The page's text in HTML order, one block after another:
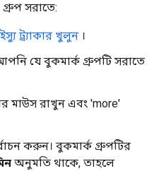
সরাতে:
ইস্যু ট্র্যাকার খুলুন ।
যে বুকমার্ক গ্রুপটি সরাতে
মাউস রাখুন এবং 'more'
করুন। বুকমার্ক গ্রুপটির
অনুমতি থাকে, তাহলে